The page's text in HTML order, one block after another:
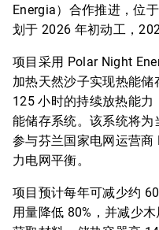
Energia）合作推进，位
划于 2026 年初动工，
项目采用 Polar Night
加热天然沙子实现热能
125 小时的持续放热能
能储存系统。该系统将
参与芬兰国家电网运营
力电网平衡。
项目预计每年可减少约
用量降低 80%，并减少